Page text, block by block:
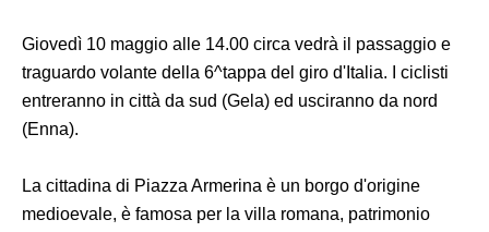
Giovedì 10 maggio alle 14.00 circa vedrà il passaggio e
traguardo volante della 6^tappa del giro d'Italia. I ciclisti
entreranno in città da sud (Gela) ed usciranno da nord
(Enna).
La cittadina di Piazza Armerina è un borgo d'origine
medioevale, è famosa per la villa romana, patrimonio